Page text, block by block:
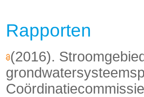
Rapporten
(2016).